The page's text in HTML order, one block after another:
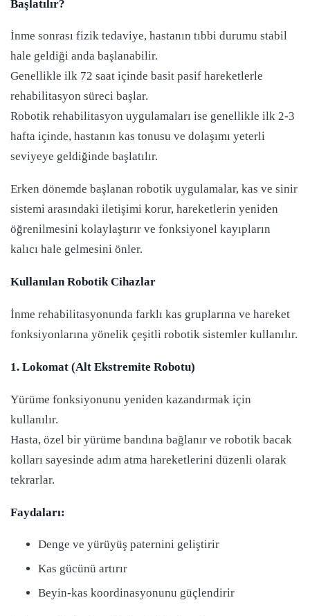
Başlatılır?
İnme sonrası fizik tedaviye, hastanın tıbbi durumu stabil
hale geldiği anda başlanabilir.
Genellikle ilk 72 saat içinde basit pasif hareketlerle
rehabilitasyon süreci başlar.
Robotik rehabilitasyon uygulamaları ise genellikle ilk 2-3
hafta içinde, hastanın kas tonusu ve dolaşımı yeterli
seviyeye geldiğinde başlatılır.
Erken dönemde başlanan robotik uygulamalar, kas ve sinir
sistemi arasındaki iletişimi korur, hareketlerin yeniden
öğrenilmesini kolaylaştırır ve fonksiyonel kayıpların
kalıcı hale gelmesini önler.
Kullanılan Robotik Cihazlar
İnme rehabilitasyonunda farklı kas gruplarına ve hareket
fonksiyonlarına yönelik çeşitli robotik sistemler kullanılır.
1. Lokomat (Alt Ekstremite Robotu)
Yürüme fonksiyonunu yeniden kazandırmak için
kullanılır.
Hasta, özel bir yürüme bandına bağlanır ve robotik bacak
kolları sayesinde adım atma hareketlerini düzenli olarak
tekrarlar.
Faydaları:
Denge ve yürüyüş paternini geliştirir
Kas gücünü artırır
Beyin-kas koordinasyonunu güçlendirir